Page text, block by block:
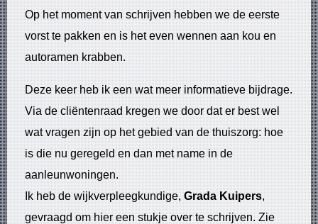
Op het moment van schrijven hebben we de eerste
vorst te pakken en is het even wennen aan kou en
autoramen krabben.
Deze keer heb ik een wat meer informatieve bijdrage.
Via de cliëntenraad kregen we door dat er best wel
wat vragen zijn op het gebied van de thuiszorg: hoe
is die nu geregeld en dan met name in de
aanleunwoningen.
Ik heb de wijkverpleegkundige, Grada Kuipers,
gevraagd om hier een stukje over te schrijven. Zie